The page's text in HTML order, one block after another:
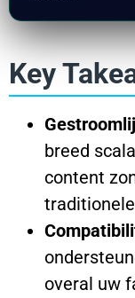
Key
breed
content
overal uw